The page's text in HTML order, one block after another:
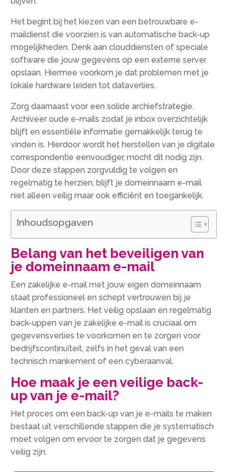
Het begint bij het kiezen van een betrouwbare e-
maildienst die voorzien is van automatische back-up
mogelijkheden. Denk aan clouddiensten of speciale
software die jouw gegevens op een externe server
opslaan. Hiermee voorkom je dat problemen met je
lokale hardware leiden tot dataverlies.
Zorg daarnaast voor een solide archiefstrategie.
Archiveer oude e-mails zodat je inbox overzichtelijk
blijft en essentiële informatie gemakkelijk terug te
vinden is. Hierdoor wordt het herstellen van je digitale
correspondentie eenvoudiger, mocht dit nodig zijn.
Door deze stappen zorgvuldig te volgen en
regelmatig te herzien, blijft je domeinnaam e-mail
niet alleen veilig maar ook efficiënt en toegankelijk.
Inhoudsopgaven
Belang van het beveiligen van
je domeinnaam e-mail
Een zakelijke e-mail met jouw eigen domeinnaam
staat professioneel en schept vertrouwen bij je
klanten en partners. Het veilig opslaan en regelmatig
back-uppen van je zakelijke e-mail is cruciaal om
gegevensverlies te voorkomen en te zorgen voor
bedrijfscontinuïteit, zelfs in het geval van een
technisch mankement of een cyberaanval.
Hoe maak je een veilige back-
up van je e-mail?
Het proces om een back-up van je e-mails te maken
bestaat uit verschillende stappen die je systematisch
moet volgen om ervoor te zorgen dat je gegevens
veilig zijn.